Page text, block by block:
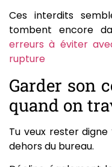
Ces interdits
tombent encore
erreurs à éviter
rupture
Garder son
quand on
Tu veux rester
dehors du bureau.